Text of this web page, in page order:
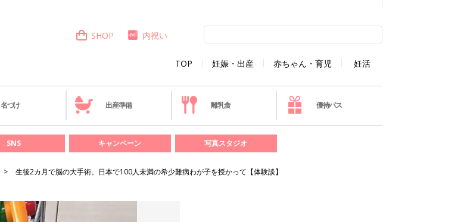
TOP 妊娠・出産 赤ちゃん・育児 妊活
SHOP 内祝い
名づけ 出産準備 離乳食 優待パス
SNS キャンペーン 写真スタジオ
生後2カ月で脳の大手術。日本で100人未満の希少難病わが子を授かって【体験談】